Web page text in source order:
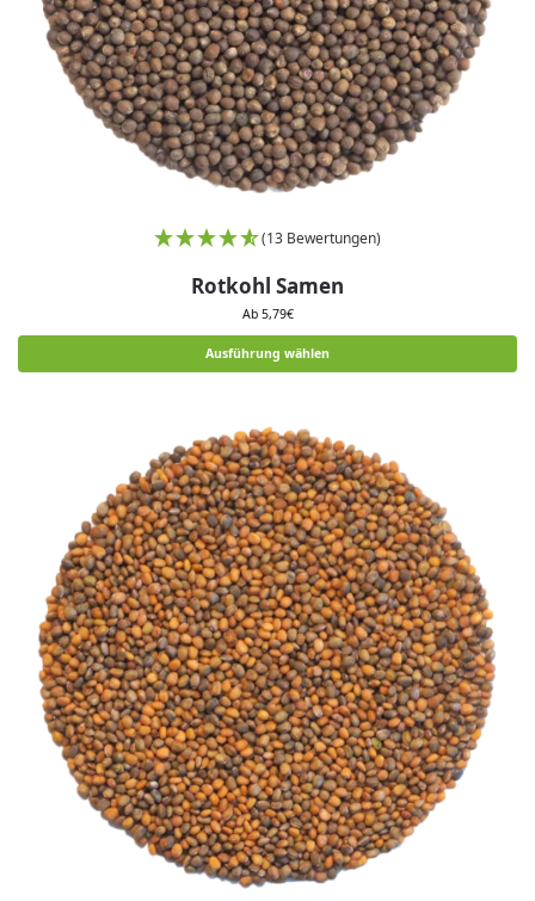
(13 Bewertungen)
Rotkohl Samen
Ab 5,79€
Ausführung wählen